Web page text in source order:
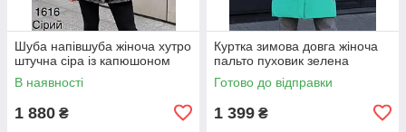
Шуба напівшуба жіноча хутро
штучна сіра із капюшоном
В наявності
1 880 ₴
Куртка зимова довга жіноча
пальто пуховик зелена
Готово до відправки
1 399 ₴